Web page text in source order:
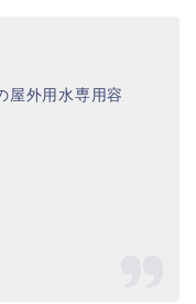
屋外用水専用容